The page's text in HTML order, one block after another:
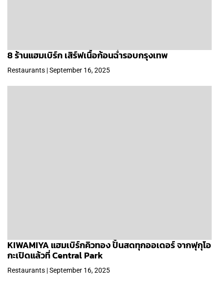
8 ร้านแฮมเบิร์ก เสิร์ฟเนื้อก้อนฉ่ำรอบกรุงเทพ
Restaurants | September 16, 2025
KIWAMIYA แฮมเบิร์กคิวทอง ปั้นสดทุกออเดอร์ จากฟุกุโอ
กะเปิดแล้วที่ Central Park
Restaurants | September 16, 2025